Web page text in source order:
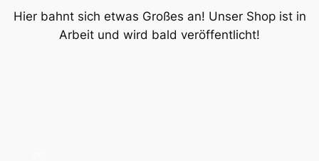
Hier bahnt sich etwas Großes an! Unser Shop ist in
Arbeit und wird bald veröffentlicht!